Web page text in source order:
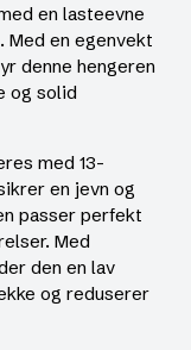
en lasteevne
Med en egenvekt
denne hengeren
og solid
med 13-
en jevn og
passer perfekt
Med
den en lav
og reduserer